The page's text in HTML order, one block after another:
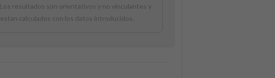
Los resultados son orientativos y no vinculantes y
estan calculados con los datos introducidos.